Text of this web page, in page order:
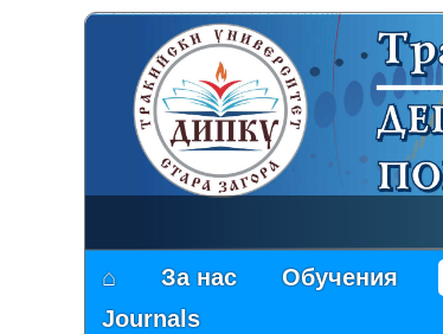
⌂ За нас Обучения
Journals